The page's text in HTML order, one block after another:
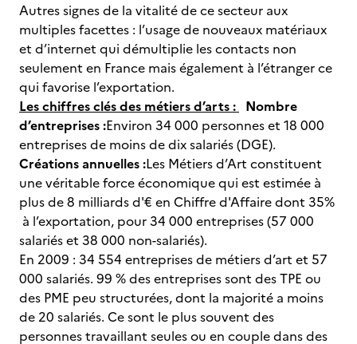
Autres signes de la vitalité de ce secteur aux
multiples facettes : l’usage de nouveaux matériaux
et d’internet qui démultiplie les contacts non
seulement en France mais également à l’étranger ce
qui favorise l’exportation.
Les chiffres clés des métiers d’arts : Nombre
d’entreprises :Environ 34 000 personnes et 18 000
entreprises de moins de dix salariés (DGE).
Créations annuelles :Les Métiers d’Art constituent
une véritable force économique qui est estimée à
plus de 8 milliards d'€ en Chiffre d'Affaire dont 35%
à l’exportation, pour 34 000 entreprises (57 000
salariés et 38 000 non-salariés).
En 2009 : 34 554 entreprises de métiers d’art et 57
000 salariés. 99 % des entreprises sont des TPE ou
des PME peu structurées, dont la majorité a moins
de 20 salariés. Ce sont le plus souvent des
personnes travaillant seules ou en couple dans des